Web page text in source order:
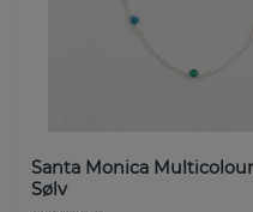
Santa Monica
Sølv